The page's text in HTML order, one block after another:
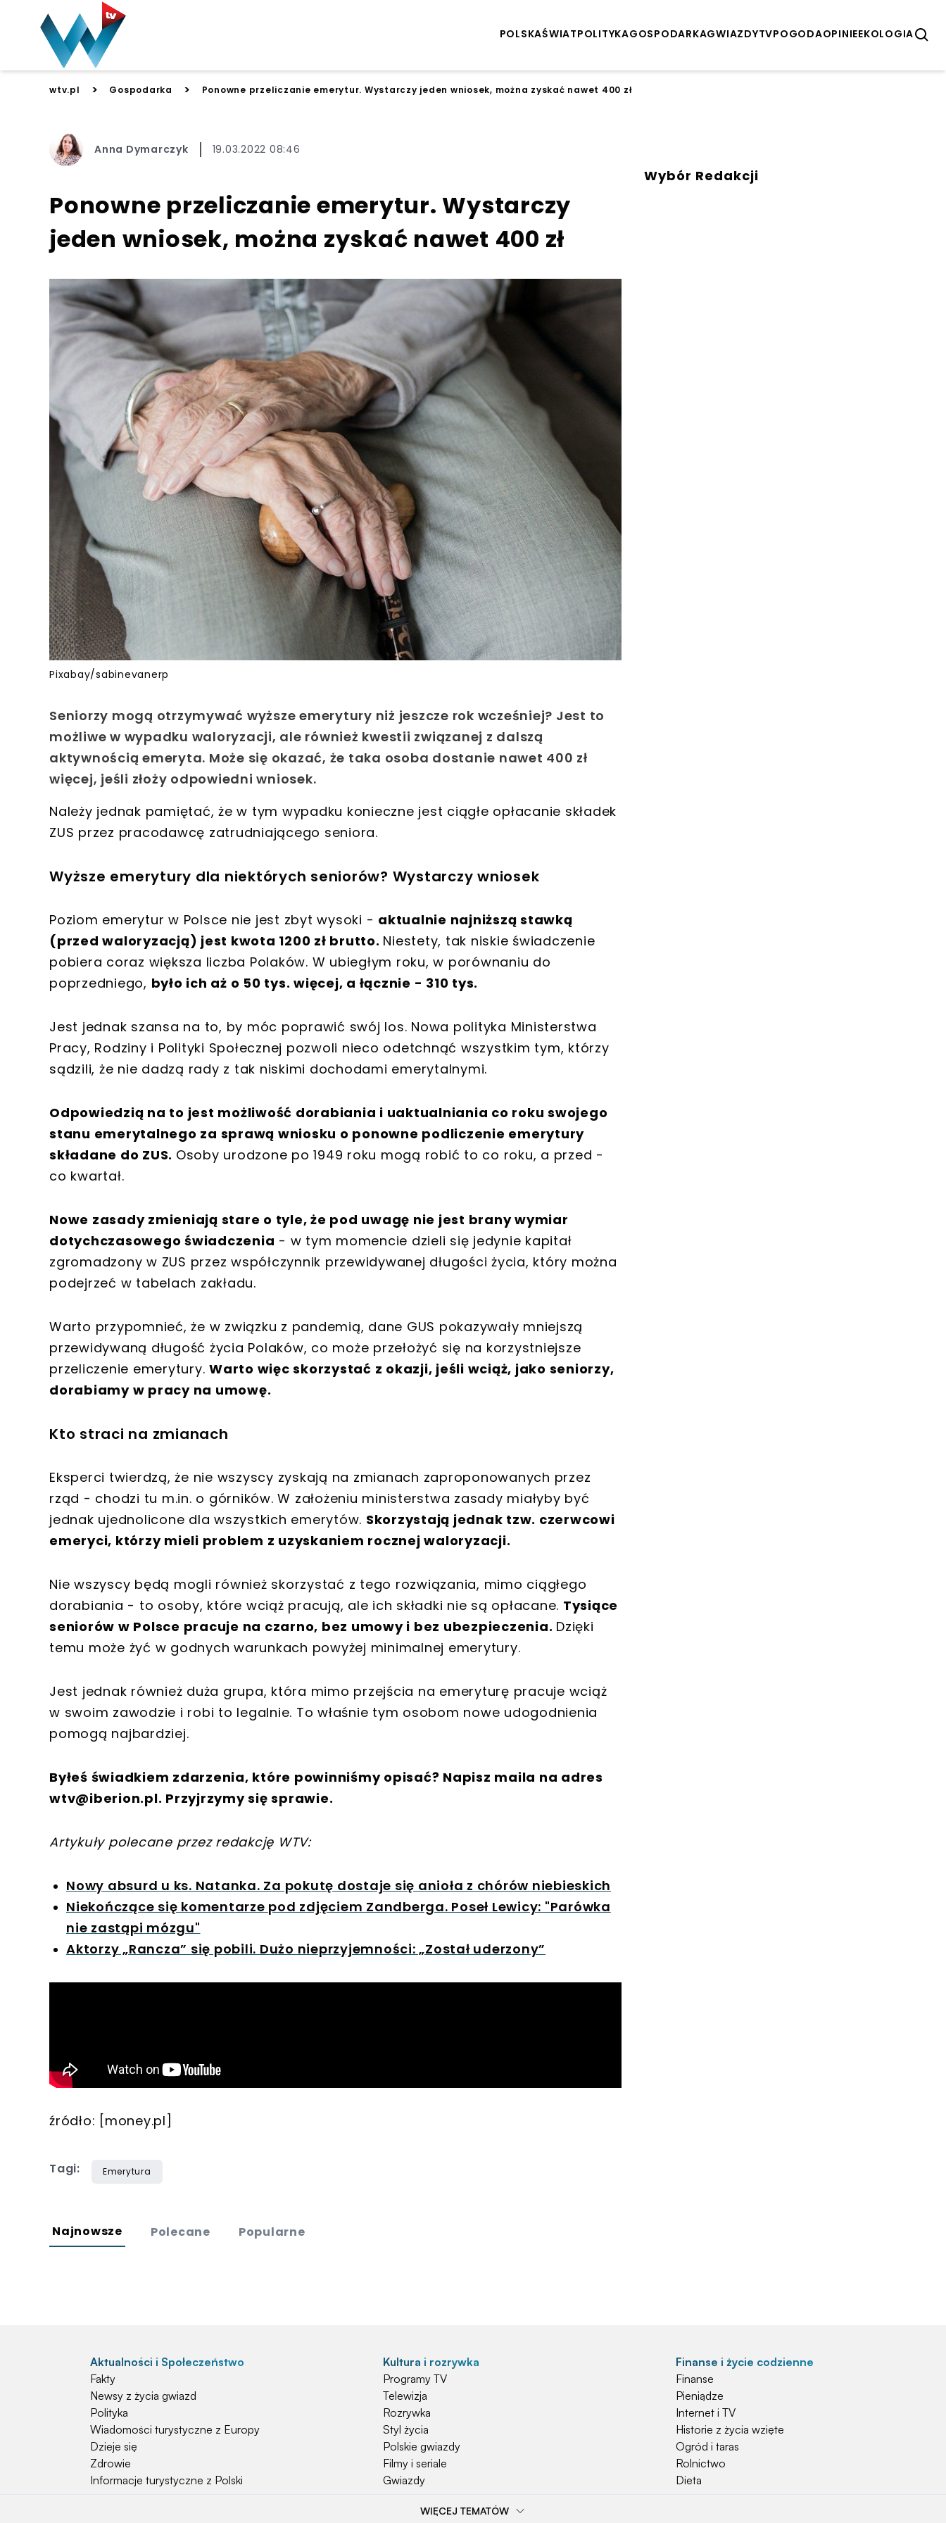
POLSKAŚWIATPOLITYKAGOSPODARKAGWIAZDYTVPOGODAOPINIEEKOLOGIA
wtv.pl > Gospodarka > Ponowne przeliczanie emerytur. Wystarczy jeden wniosek, można zyskać nawet 400 zł
Anna Dymarczyk 19.03.2022 08:46
Ponowne przeliczanie emerytur. Wystarczy
jeden wniosek, można zyskać nawet 400 zł
Pixabay/sabinevanerp
Seniorzy mogą otrzymywać wyższe emerytury niż jeszcze rok wcześniej? Jest to
możliwe w wypadku waloryzacji, ale również kwestii związanej z dalszą
aktywnością emeryta. Może się okazać, że taka osoba dostanie nawet 400 zł
więcej, jeśli złoży odpowiedni wniosek.
Należy jednak pamiętać, że w tym wypadku konieczne jest ciągłe opłacanie składek
ZUS przez pracodawcę zatrudniającego seniora.
Wyższe emerytury dla niektórych seniorów? Wystarczy wniosek
Poziom emerytur w Polsce nie jest zbyt wysoki - aktualnie najniższą stawką
(przed waloryzacją) jest kwota 1200 zł brutto. Niestety, tak niskie świadczenie
pobiera coraz większa liczba Polaków. W ubiegłym roku, w porównaniu do
poprzedniego, było ich aż o 50 tys. więcej, a łącznie - 310 tys.
Jest jednak szansa na to, by móc poprawić swój los. Nowa polityka Ministerstwa
Pracy, Rodziny i Polityki Społecznej pozwoli nieco odetchnąć wszystkim tym, którzy
sądzili, że nie dadzą rady z tak niskimi dochodami emerytalnymi.
Odpowiedzią na to jest możliwość dorabiania i uaktualniania co roku swojego
stanu emerytalnego za sprawą wniosku o ponowne podliczenie emerytury
składane do ZUS. Osoby urodzone po 1949 roku mogą robić to co roku, a przed -
co kwartał.
Nowe zasady zmieniają stare o tyle, że pod uwagę nie jest brany wymiar
dotychczasowego świadczenia - w tym momencie dzieli się jedynie kapitał
zgromadzony w ZUS przez współczynnik przewidywanej długości życia, który można
podejrzeć w tabelach zakładu.
Warto przypomnieć, że w związku z pandemią, dane GUS pokazywały mniejszą
przewidywaną długość życia Polaków, co może przełożyć się na korzystniejsze
przeliczenie emerytury. Warto więc skorzystać z okazji, jeśli wciąż, jako seniorzy,
dorabiamy w pracy na umowę.
Kto straci na zmianach
Eksperci twierdzą, że nie wszyscy zyskają na zmianach zaproponowanych przez
rząd - chodzi tu m.in. o górników. W założeniu ministerstwa zasady miałyby być
jednak ujednolicone dla wszystkich emerytów. Skorzystają jednak tzw. czerwcowi
emeryci, którzy mieli problem z uzyskaniem rocznej waloryzacji.
Nie wszyscy będą mogli również skorzystać z tego rozwiązania, mimo ciągłego
dorabiania - to osoby, które wciąż pracują, ale ich składki nie są opłacane. Tysiące
seniorów w Polsce pracuje na czarno, bez umowy i bez ubezpieczenia. Dzięki
temu może żyć w godnych warunkach powyżej minimalnej emerytury.
Jest jednak również duża grupa, która mimo przejścia na emeryturę pracuje wciąż
w swoim zawodzie i robi to legalnie. To właśnie tym osobom nowe udogodnienia
pomogą najbardziej.
Byłeś świadkiem zdarzenia, które powinniśmy opisać? Napisz maila na adres
wtv@iberion.pl. Przyjrzymy się sprawie.
Artykuły polecane przez redakcję WTV:
Nowy absurd u ks. Natanka. Za pokutę dostaje się anioła z chórów niebieskich
Niekończące się komentarze pod zdjęciem Zandberga. Poseł Lewicy: "Parówka
nie zastąpi mózgu"
Aktorzy „Rancza” się pobili. Dużo nieprzyjemności: „Został uderzony”
źródło: [money.pl]
Tagi: Emerytura
Wybór Redakcji
Najnowsze Polecane Popularne
Aktualności i Społeczeństwo
Fakty
Newsy z życia gwiazd
Polityka
Wiadomości turystyczne z Europy
Dzieje się
Zdrowie
Informacje turystyczne z Polski
Kultura i rozrywka
Programy TV
Telewizja
Rozrywka
Styl życia
Polskie gwiazdy
Filmy i seriale
Gwiazdy
Finanse i życie codzienne
Finanse
Pieniądze
Internet i TV
Historie z życia wzięte
Ogród i taras
Rolnictwo
Dieta
WIĘCEJ TEMATÓW